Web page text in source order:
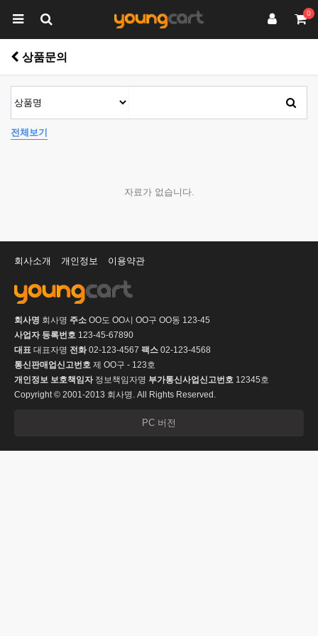
0
상품문의
전체보기
자료가 없습니다.
회사소개 개인정보 이용약관
회사명 회사명 주소 OO도 OO시 OO구 OO동 123-45
사업자 등록번호 123-45-67890
대표 대표자명 전화02-123-4567 팩스 02-123-4568
통신판매업신고번호 제 OO구 - 123호
개인정보 보호책임자정보책임자명 부가통신사업신고번호 12345호
Copyright © 2001-2013 회사명. All Rights Reserved.
PC 버전